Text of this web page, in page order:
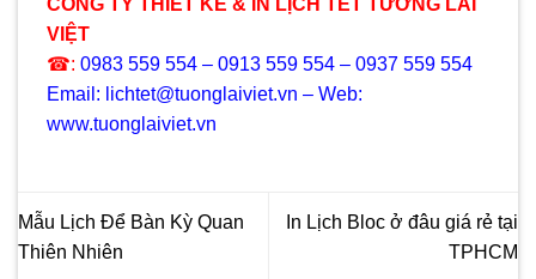
VIỆT
☎: 0983 559 554 – 0913 559 554 – 0937 559 554
Email: lichtet@tuonglaiviet.vn – Web:
www.tuonglaiviet.vn
Mẫu Lịch Để Bàn Kỳ Quan
Thiên Nhiên
In Lịch Bloc ở đâu giá rẻ tại
TPHCM